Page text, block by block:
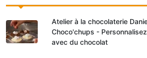
Atelier à la chocolaterie
Choco'chups -
avec du chocolat